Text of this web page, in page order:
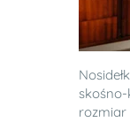
skośno-
rozmiar